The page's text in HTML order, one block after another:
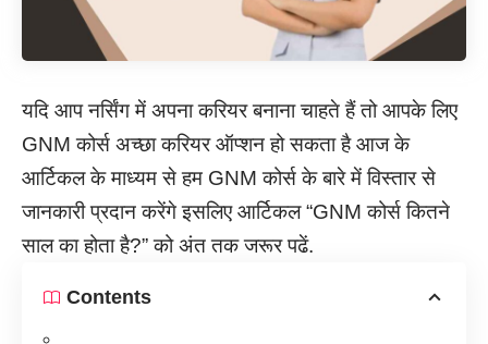
यदि आप नर्सिंग में अपना करियर बनाना चाहते हैं तो आपके लिए
GNM कोर्स अच्छा करियर ऑप्शन हो सकता है आज के
आर्टिकल के माध्यम से हम GNM कोर्स के बारे में विस्तार से
जानकारी प्रदान करेंगे इसलिए आर्टिकल “GNM कोर्स कितने
साल का होता है?” को अंत तक जरूर पढें.
Contents